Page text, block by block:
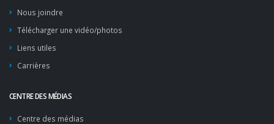
Nous joindre
Télécharger une vidéo/photos
Liens utiles
Carrières
CENTRE DES MÉDIAS
Centre des médias